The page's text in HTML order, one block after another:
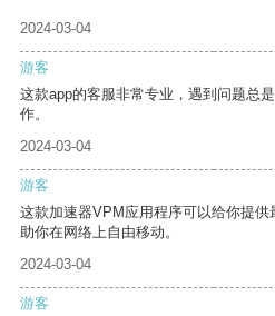
2024-03-04
游客
这款app的客服非常专业，遇到问题总
作。
2024-03-04
游客
这款加速器VPM应用程序可以给你提
助你在网络上自由移动。
2024-03-04
游客